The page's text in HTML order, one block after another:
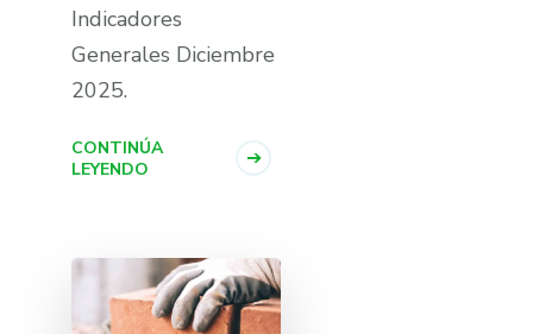
Indicadores
Generales Diciembre
2025.
CONTINÚA
LEYENDO